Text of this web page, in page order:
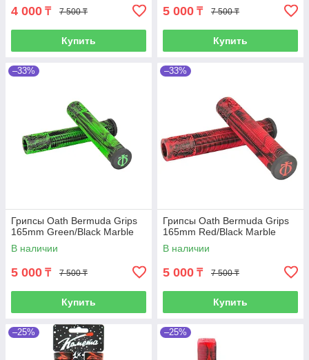
4 000 ₸ 7 500 ₸
Купить
5 000 ₸ 7 500 ₸
Купить
–33%
Грипсы Oath Bermuda Grips
165mm Green/Black Marble
В наличии
5 000 ₸ 7 500 ₸
Купить
–33%
Грипсы Oath Bermuda Grips
165mm Red/Black Marble
В наличии
5 000 ₸ 7 500 ₸
Купить
–25% –25%